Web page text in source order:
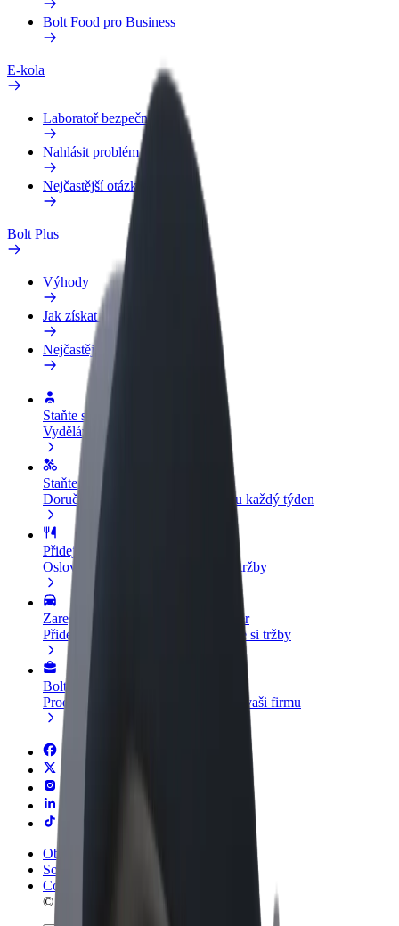
Bolt Food pro Business
E-kola
Laboratoř bezpečnosti
Nahlásit problém
Nejčastější otázky
Bolt Plus
Výhody
Jak získat členství
Nejčastější otázky
Staňte se řidičem
Vydělávejte podle sebe
Staňte se kurýrem
Doručujte jídlo a dostávejte výplatu každý týden
Přidejte restauraci nebo obchod
Oslovte více zákazníků a zvyšte si tržby
Zaregistrujte se jako flotilový partner
Přidejte svou flotilu k Boltu a zvyšte si tržby
Bolt for Business
Produkty a služby Boltu přesně pro vaši firmu
Obchodní podmínky
Soukromí
Cookies
© 2026 Bolt Technology OÜ